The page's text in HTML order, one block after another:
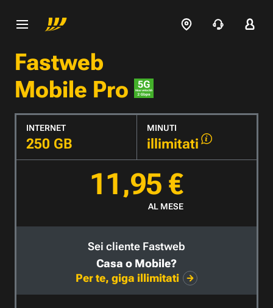
Fastweb
Mobile Pro
INTERNET
250 GB
MINUTI
illimitati
11,95 €
AL MESE
Sei cliente Fastweb
Casa o Mobile?
Per te, giga illimitati